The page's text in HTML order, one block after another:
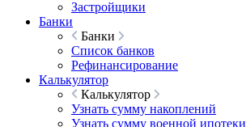
Застройщики
Банки
Банки
Список банков
Рефинансирование
Калькулятор
Калькулятор
Узнать сумму накоплений
Узнать сумму военной ипотеки